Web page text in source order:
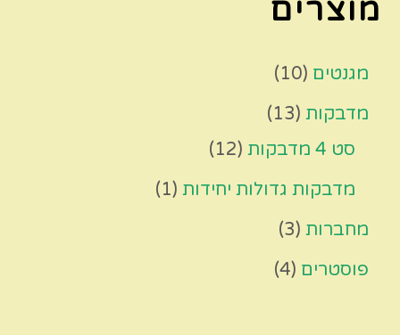
מוצרים
מגנטים 10
מדבקות 13
סט 4 מדבקות
12
מדבקות גדולות יחידות 1
מחברות 3
פוסטרים 4